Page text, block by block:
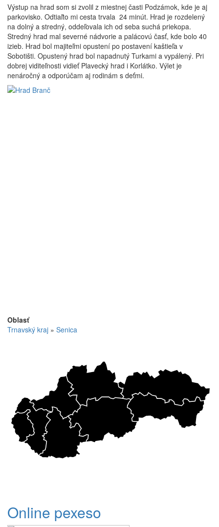
Výstup na hrad som si zvolil z miestnej časti Podzámok, kde je aj
parkovisko. Odtiaľto mi cesta trvala 24 minút. Hrad je rozdelený
na dolný a stredný, oddeľovala ich od seba suchá priekopa.
Stredný hrad mal severné nádvorie a palácovú časť, kde bolo 40
izieb. Hrad bol majiteľmi opustení po postavení kaštieľa v
Sobotišti. Opustený hrad bol napadnutý Turkami a vypálený. Pri
dobrej viditeľnosti vidieť Plavecký hrad i Korlátko. Výlet je
nenáročný a odporúčam aj rodinám s deťmi.
Oblasť
Trnavský kraj » Senica
Online pexeso